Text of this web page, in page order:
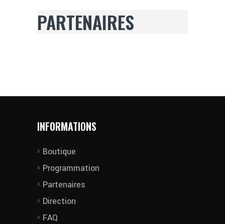
PARTENAIRES
INFORMATIONS
Boutique
Programmation
Partenaires
Direction
FAQ